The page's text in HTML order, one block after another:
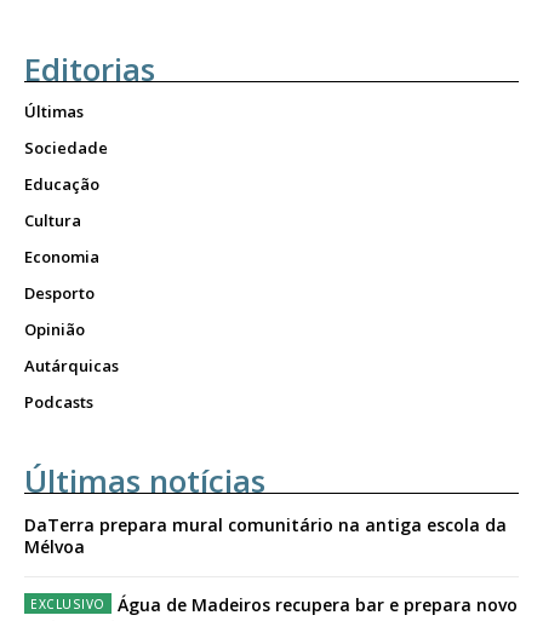
Editorias
Últimas
Sociedade
Educação
Cultura
Economia
Desporto
Opinião
Autárquicas
Podcasts
Últimas notícias
DaTerra prepara mural comunitário na antiga escola da
Mélvoa
Água de Madeiros recupera bar e prepara novo